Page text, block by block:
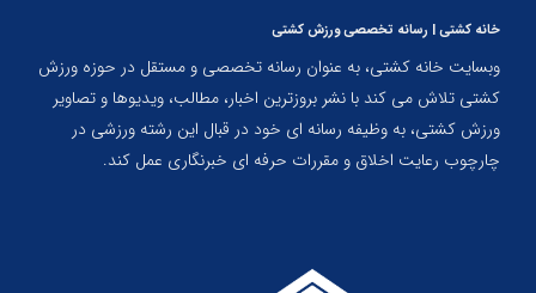
خانه کشتی | رسانه تخصصی ورزش کشتی
وبسایت خانه کشتی، به عنوان رسانه تخصصی و مستقل در حوزه ورزش
کشتی تلاش می کند با نشر بروزترین اخبار، مطالب، ویدیوها و تصاویر
ورزش کشتی، به وظیفه رسانه ای خود در قبال این رشته ورزشی در
چارچوب رعایت اخلاق و مقررات حرفه ای خبرنگاری عمل کند.